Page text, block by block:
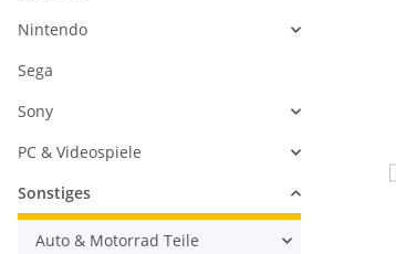
Nintendo
Sega
Sony
PC & Videospiele
Sonstiges
Auto & Motorrad Teile